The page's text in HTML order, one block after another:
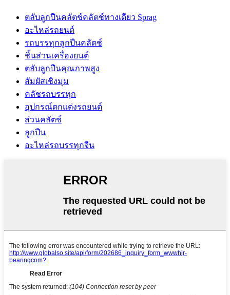
ตลับลูกปืนคลัตช์คลัตช์ทางเดียว Sprag
อะไหล่รถยนต์
รถบรรทุกลูกปืนคลัตช์
ชิ้นส่วนเครื่องยนต์
ตลับลูกปืนคุณภาพสูง
สัมผัสเชิงมุม
คลัชรถบรรทุก
อุปกรณ์ตกแต่งรถยนต์
ส่วนคลัตช์
ลูกปืน
อะไหล่รถบรรทุกจีน